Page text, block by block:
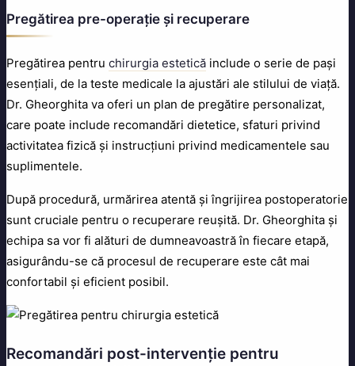
Pregătirea pre-operație și recuperare
Pregătirea pentru chirurgia estetică include o serie de pași
esențiali, de la teste medicale la ajustări ale stilului de viață.
Dr. Gheorghita va oferi un plan de pregătire personalizat,
care poate include recomandări dietetice, sfaturi privind
activitatea fizică și instrucțiuni privind medicamentele sau
suplimentele.
După procedură, urmărirea atentă și îngrijirea postoperatorie
sunt cruciale pentru o recuperare reușită. Dr. Gheorghita și
echipa sa vor fi alături de dumneavoastră în fiecare etapă,
asigurându-se că procesul de recuperare este cât mai
confortabil și eficient posibil.
Recomandări post-intervenție pentru